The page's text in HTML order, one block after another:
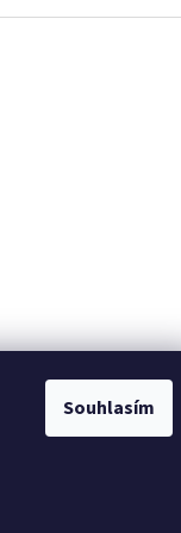
Souhlasím